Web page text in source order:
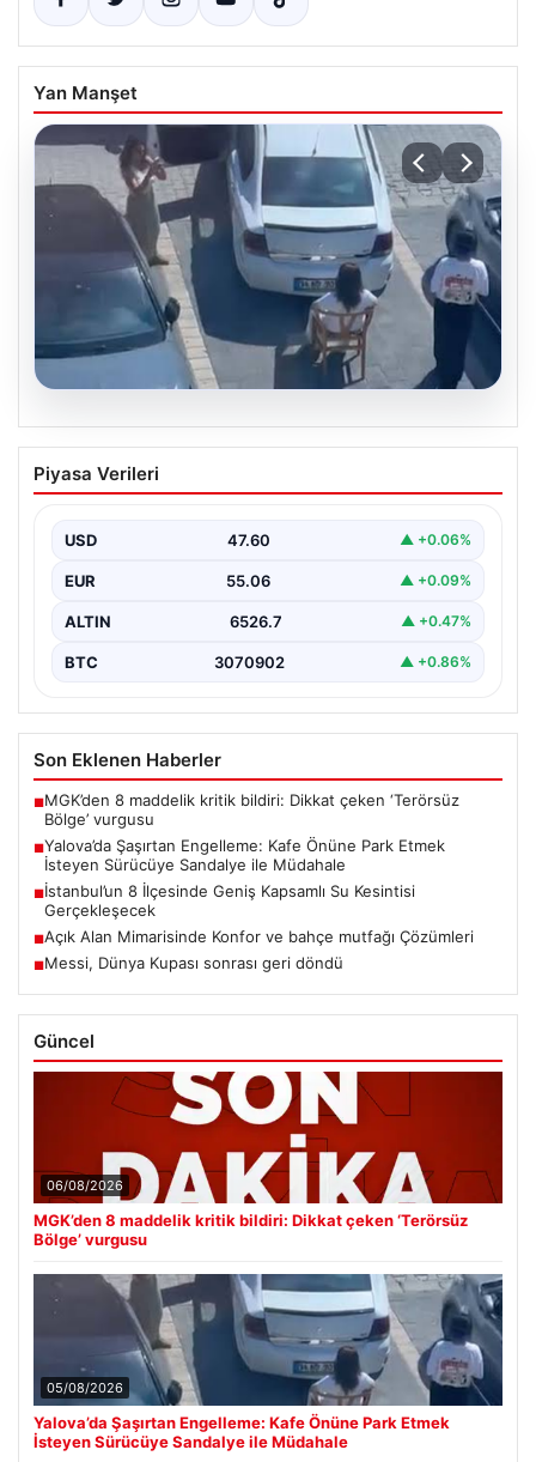
Yan Manşet
Yalova’da Şaşırtan Engelleme: Kafe
Önüne Park Etmek İsteyen Sürücüye
Yalova’da yaşanan sıra dışı bir olay, gündeme damgasını
Piyasa Verileri
USD 47.60 ▲ +0.06%
EUR 55.06 ▲ +0.09%
ALTIN 6526.7 ▲ +0.47%
BTC 3070902 ▲ +0.86%
Son Eklenen Haberler
■MGK’den 8 maddelik kritik bildiri: Dikkat çeken ‘Terörsüz
Bölge’ vurgusu
■Yalova’da Şaşırtan Engelleme: Kafe Önüne Park Etmek
İsteyen Sürücüye Sandalye ile Müdahale
■İstanbul’un 8 İlçesinde Geniş Kapsamlı Su Kesintisi
Gerçekleşecek
■Açık Alan Mimarisinde Konfor ve bahçe mutfağı Çözümleri
■Messi, Dünya Kupası sonrası geri döndü
Güncel
06/08/2026
MGK’den 8 maddelik kritik bildiri: Dikkat çeken ‘Terörsüz
Bölge’ vurgusu
05/08/2026
Yalova’da Şaşırtan Engelleme: Kafe Önüne Park Etmek
İsteyen Sürücüye Sandalye ile Müdahale